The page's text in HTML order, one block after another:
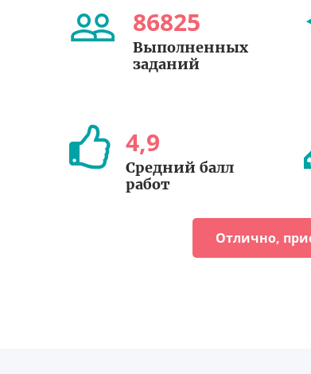
86825
Выполненных
заданий
4,9
Средний балл
работ
Отлично,